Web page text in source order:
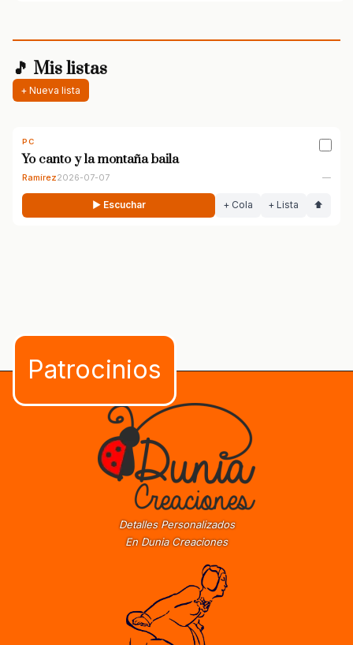
🎵 Mis listas
+ Nueva lista
PC
Yo canto y la montaña baila
Ramírez2026-07-07 —
▶ Escuchar + Cola + Lista ⬆
Detalles Personalizados
En Dunia Creaciones